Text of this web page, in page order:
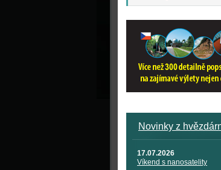
Novinky z
17.07.2026
Víkend s nanosatelity